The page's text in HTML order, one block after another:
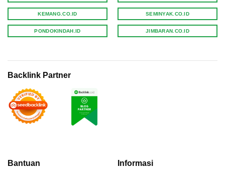
Bantuan Informasi
KEMANG.CO.ID
PONDOKINDAH.ID
SEMINYAK.CO.ID
JIMBARAN.CO.ID
Backlink Partner